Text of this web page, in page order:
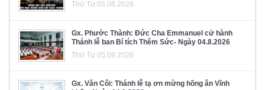
Thứ Tư 05.08.2026
Gx. Phước Thành: Đức Cha Emmanuel cử hành
Thánh lễ ban Bí tích Thêm Sức- Ngày 04.8.2026
Thứ Tư 05.08.2026
Gx. Văn Côi: Thánh lễ tạ ơn mừng hồng ân Vĩnh